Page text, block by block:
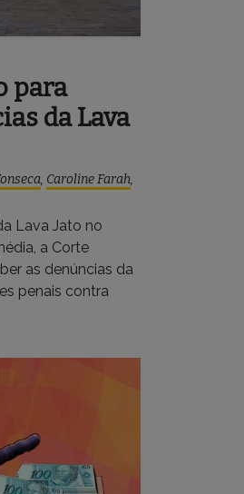
para
da Lava
, Caroline Farah,
Lava Jato no
a Corte
as denúncias da
penais contra